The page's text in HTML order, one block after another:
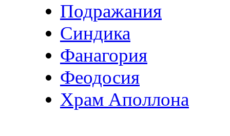
Подражания
Синдика
Фанагория
Феодосия
Храм Аполлона